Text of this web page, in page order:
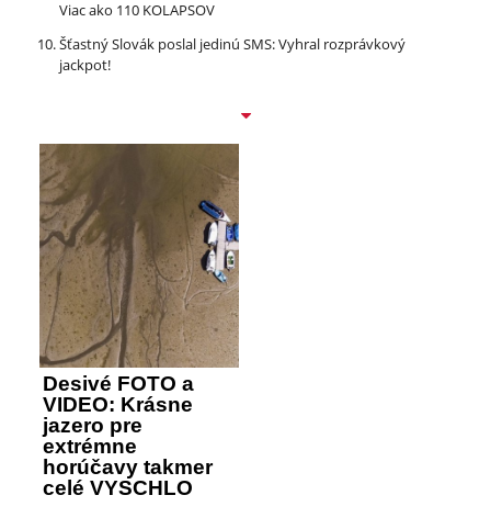
Viac ako 110 KOLAPSOV
Šťastný Slovák poslal jedinú SMS: Vyhral rozprávkový
jackpot!
Desivé FOTO a
VIDEO: Krásne
jazero pre
extrémne
horúčavy takmer
celé VYSCHLO